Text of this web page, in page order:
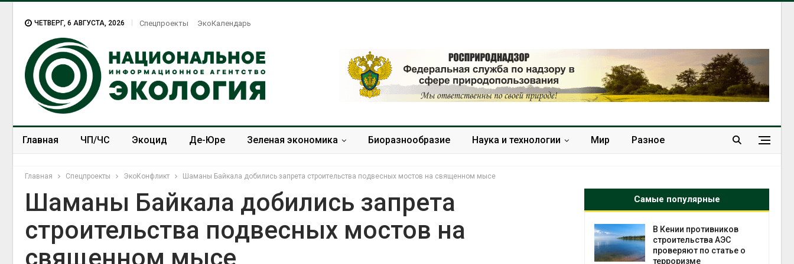
ЧЕТВЕРГ, 6 АВГУСТА, 2026 Спецпроекты ЭкоКалендарь
Главная ЧП/ЧС Экоцид Де-Юре Зеленая экономика Биоразнообразие Наука и технологии Мир Разное
Главная Спецпроекты ЭкоКонфликт Шаманы Байкала добились запрета строительства подвесных мостов на священном мысе
Шаманы Байкала добились запрета
строительства подвесных мостов на
священном мысе
Самые популярные
Суд взыскал с
золотодобывающей
рублей за ущерб недрам
Новый порядок расчёта
нарушений квот на
Суд взыскал с
золотодобывающей
компании 145,4 млн
рублей за ущерб недрам